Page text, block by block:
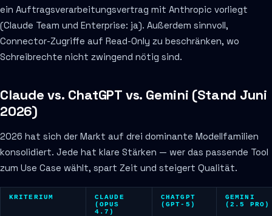
ein Auftragsverarbeitungsvertrag mit Anthropic vorliegt
(Claude Team und Enterprise: ja). Außerdem sinnvoll,
Connector-Zugriffe auf Read-Only zu beschränken, wo
Schreibrechte nicht zwingend nötig sind.
Claude vs. ChatGPT vs. Gemini (Stand Juni
2026)
2026 hat sich der Markt auf drei dominante Modellfamilien
konsolidiert. Jede hat klare Stärken — wer das passende Tool
zum Use Case wählt, spart Zeit und steigert Qualität.
KRITERIUM
CLAUDE
(OPUS
4.7)
CHATGPT
(GPT-5)
GEMINI
(2.5 PRO)